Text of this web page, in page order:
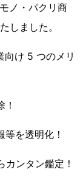
ノ・パクリ商
しました。
向け 5 つのメリ
を透明化！
ンタン鑑定！